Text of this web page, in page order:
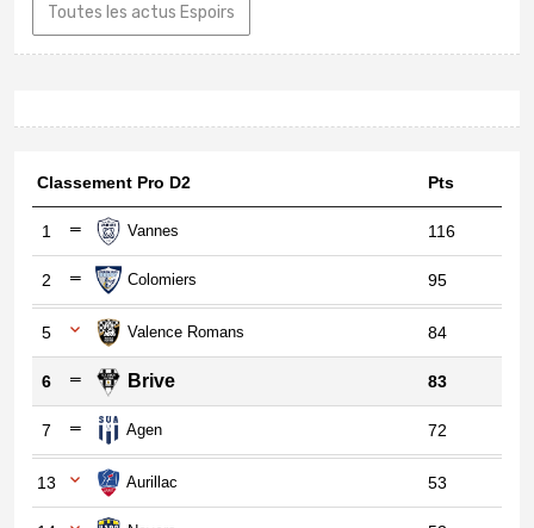
Toutes les actus Espoirs
Classement Pro D2 Pts
1 Vannes 116
2 Colomiers 95
5 Valence Romans 84
6 Brive 83
7 Agen 72
13 Aurillac 53